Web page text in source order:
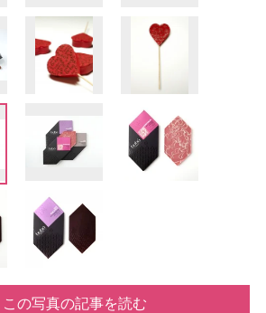
この写真の記事を読む